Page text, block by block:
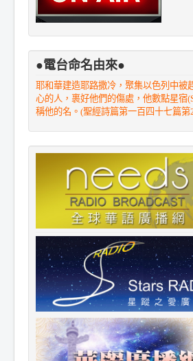
●電台命名由來●
耶和華建造耶路撒冷，聚集以色列中被
心的人，裹好他們的傷處，他數點星宿
稱他的名。(聖經詩篇第一百四十七篇第